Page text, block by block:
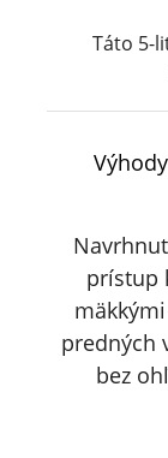
Táto 5-
prístup
predných
bez